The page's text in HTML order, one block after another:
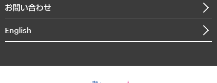
インドネシア現地法人
個人情報保護方針
お問い合わせ
English